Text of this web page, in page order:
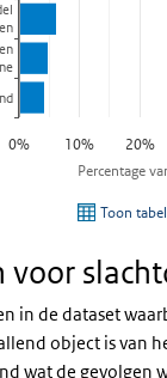
voor
in de dataset
object is van
wat de gevolgen